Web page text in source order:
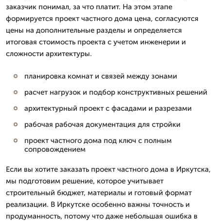
заказчик понимал, за что платит. На этом этапе
формируется проект частного дома цена, согласуются
цены на дополнительные разделы и определяется
итоговая стоимость проекта с учетом инженерии и
сложности архитектуры.
планировка комнат и связей между зонами
расчет нагрузок и подбор конструктивных решений
архитектурный проект с фасадами и разрезами
рабочая рабочая документация для стройки
проект частного дома под ключ с полным
сопровождением
Если вы хотите заказать проект частного дома в Иркутска,
мы подготовим решение, которое учитывает
строительный бюджет, материалы и готовый формат
реализации. В Иркутске особенно важны точность и
продуманность, потому что даже небольшая ошибка в